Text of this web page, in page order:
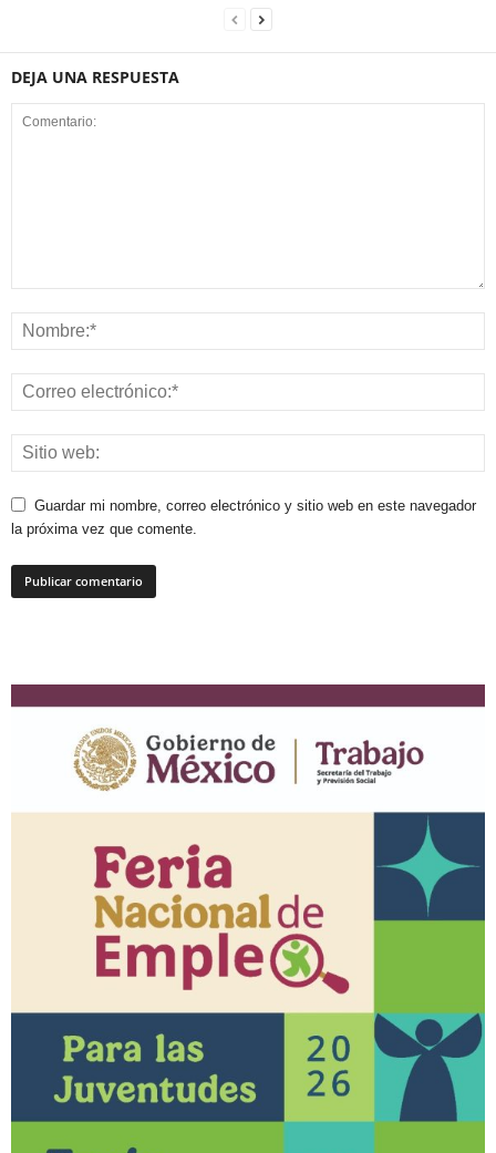
DEJA UNA RESPUESTA
Guardar mi nombre, correo electrónico y sitio web en este navegador
la próxima vez que comente.